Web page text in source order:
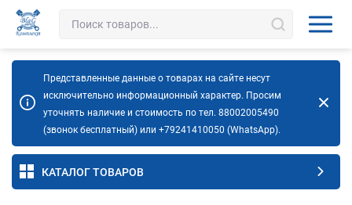
Представленные данные о товарах на сайте несут
исключительно информационный характер. Просим
уточнять наличие и стоимость по тел. 88002005490
(звонок бесплатный) или +79241410050 (WhatsApp).
КАТАЛОГ ТОВАРОВ